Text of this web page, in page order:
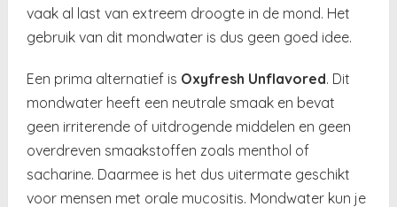
vaak al last van extreem droogte in de mond. Het
gebruik van dit mondwater is dus geen goed idee.
Een prima alternatief is Oxyfresh Unflavored. Dit
mondwater heeft een neutrale smaak en bevat
geen irriterende of uitdrogende middelen en geen
overdreven smaakstoffen zoals menthol of
sacharine. Daarmee is het dus uitermate geschikt
voor mensen met orale mucositis. Mondwater kun je